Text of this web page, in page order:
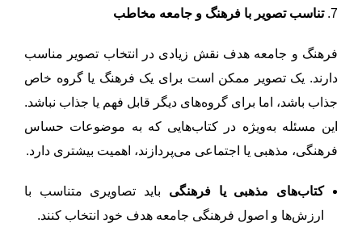
7. تناسب تصویر با فرهنگ و جامعه مخاطب
فرهنگ و جامعه هدف نقش زیادی در انتخاب تصویر مناسب
دارند. یک تصویر ممکن است برای یک فرهنگ یا گروه خاص
جذاب باشد، اما برای گروه‌های دیگر قابل فهم یا جذاب نباشد.
این مسئله به‌ویژه در کتاب‌هایی که به موضوعات حساس
فرهنگی، مذهبی یا اجتماعی می‌پردازند، اهمیت بیشتری دارد.
کتاب‌های مذهبی یا فرهنگی باید تصاویری متناسب با
ارزش‌ها و اصول فرهنگی جامعه هدف خود انتخاب کنند.